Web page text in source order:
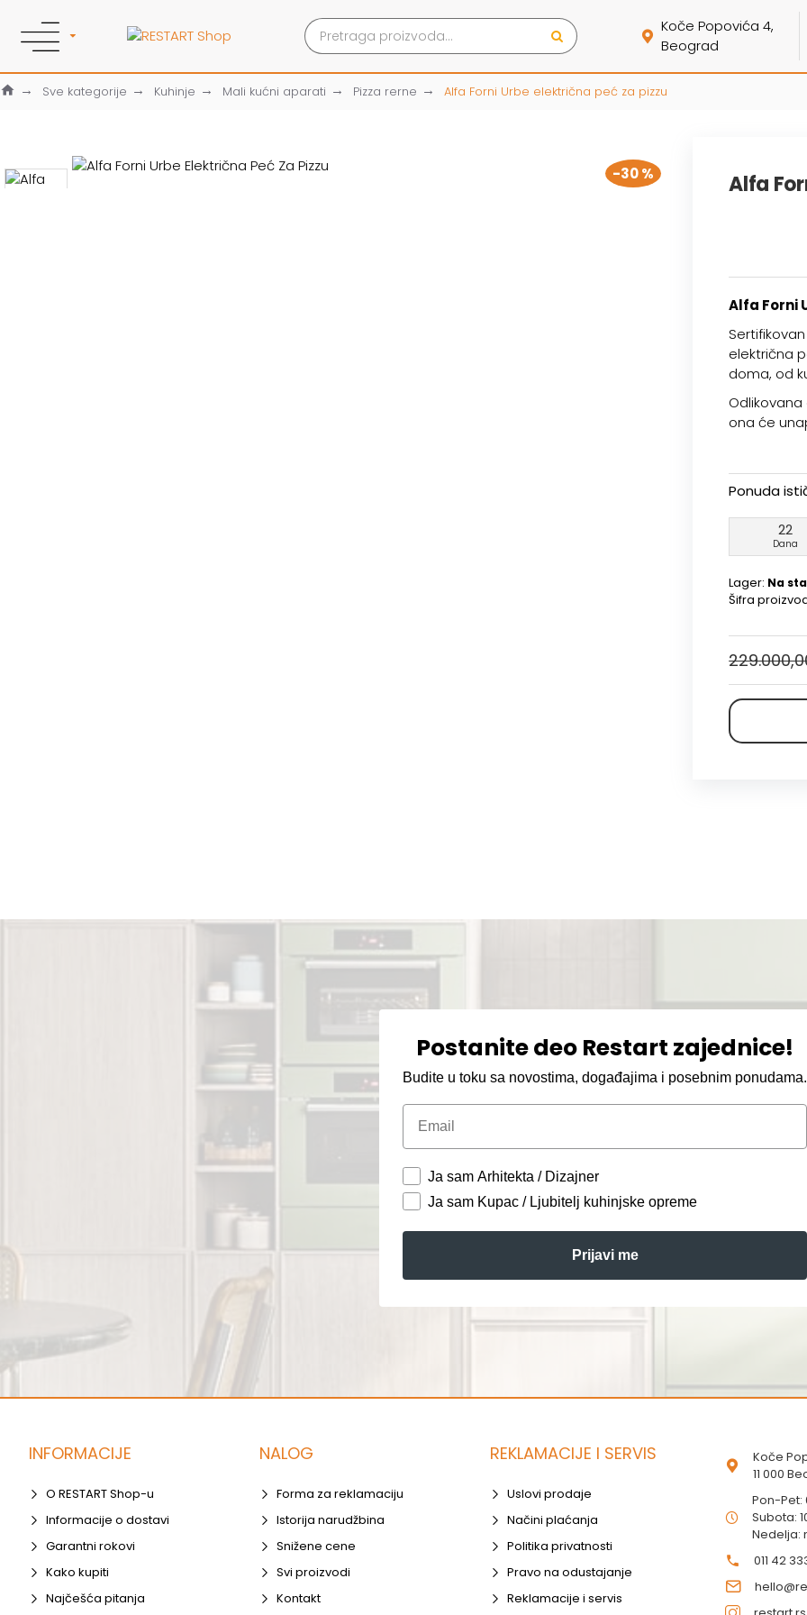
Koče Popovića 4,
Beograd
Sve kategorije Kuhinje Mali kućni aparati Pizza rerne Alfa Forni Urbe električna peć za pizzu
-30 % Alfa
Alfa Forni
električna
doma, od
ona će
Lager: Na
Šifra
Ponuda
22
Dana
Postanite deo Restart zajednice!
Budite u toku sa novostima, događajima i posebnim ponudama.
Email
Ja sam Arhitekta / Dizajner
Ja sam Kupac / Ljubitelj kuhinjske opreme
Prijavi me
INFORMACIJE
O RESTART Shop-u
Informacije o dostavi
Garantni rokovi
Kako kupiti
Najčešća pitanja
NALOG
Forma za reklamaciju
Istorija narudžbina
Snižene cene
Svi proizvodi
Kontakt
REKLAMACIJE I SERVIS
Uslovi prodaje
Načini plaćanja
Politika privatnosti
Pravo na odustajanje
Reklamacije i servis
Koče
11 000
Pon-Pet:
Subota:
Nedelja:
011 42